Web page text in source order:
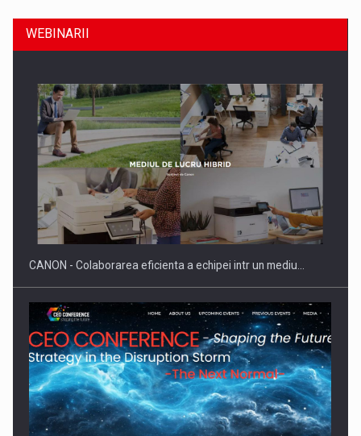
Raport PwC: Industria de media si divertisment din Romania…
Energia fotovoltaica, pilon de stabilitate pentru sistemul
energetic in…
WEBINARII
CANON - Colaborarea eficienta a echipei intr un mediu…